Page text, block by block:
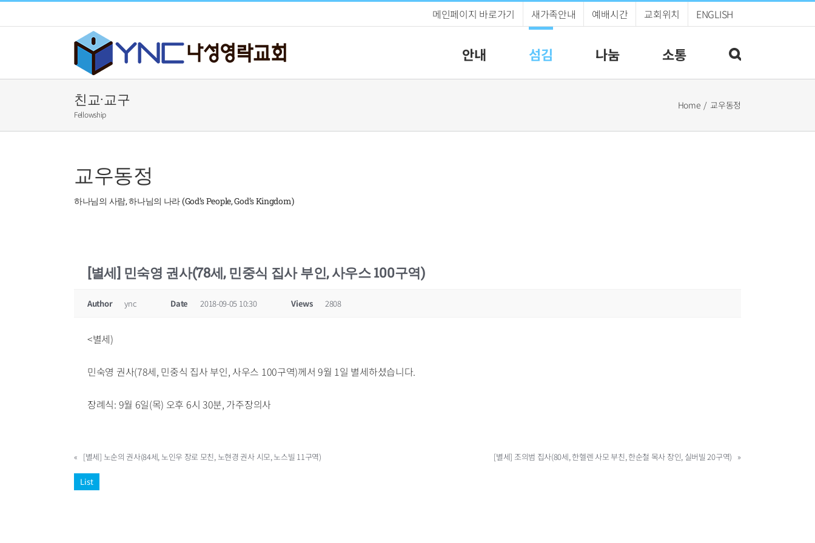
to
메인페이지 바로가기 새가족안내 예배시간 교회위치 ENGLISH
안내 섬김 나눔 소통
친교·교구
Fellowship
Home 교우동정
교우동정
하나님의 사람, 하나님의 나라 (God’s People, God’s Kingdom)
[별세] 민숙영 권사(78세, 민중식 집사 부인, 사우스 100구역)
Author ync Date 2018-09-05 10:30 Views 2808
<별세)
민숙영 권사(78세, 민중식 집사 부인, 사우스 100구역)께서 9월 1일 별세하셨습니다.
장례식: 9월 6일(목) 오후 6시 30분, 가주장의사
« [별세] 노순의 권사(84세, 노인우 장로 모친, 노현경 권사 시모, 노스빌 11구역) [별세] 조의범 집사(80세, 한헬렌 사모 부친, 한순철 목사 장인, 실버빌 20구역) »
List